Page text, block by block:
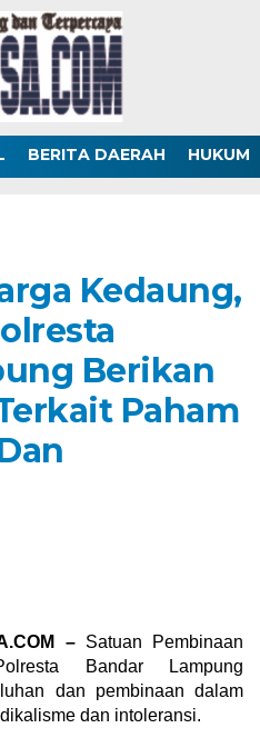
BERITA DAERAH HUKUM
Kedaung,
Berikan
Paham
– Satuan Pembinaan
Bandar Lampung
dan pembinaan dalam
dan intoleransi.